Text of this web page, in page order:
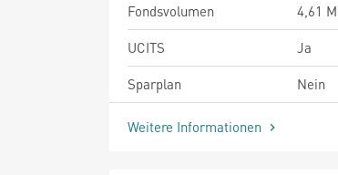
Fondsvolumen
4,61
UCITS
Ja
Sparplan
Nein
Weitere Informationen